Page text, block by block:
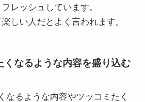
レッシュしています。
しい人だとよく言われます。
くなるような内容を盛り込む
なるような内容やツッコミたく